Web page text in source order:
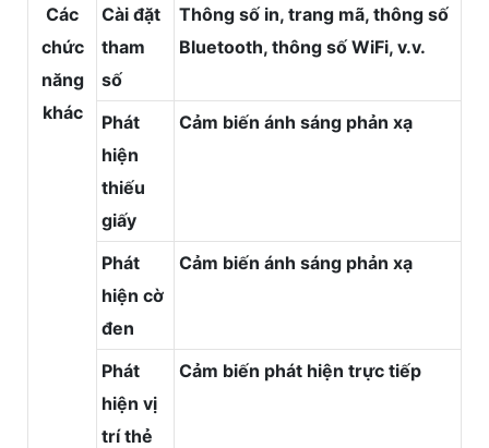
Các
chức
năng
khác
Cài đặt
tham
số
Thông số in, trang mã, thông số
Bluetooth, thông số WiFi, v.v.
Phát
hiện
thiếu
giấy
Cảm biến ánh sáng phản xạ
Phát
hiện cờ
đen
Cảm biến ánh sáng phản xạ
Phát
hiện vị
trí thẻ
Cảm biến phát hiện trực tiếp